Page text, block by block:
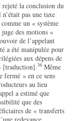
la conclusion du
pas une taxe
un « système
des motions «
de l’appelant
a été manipulée pour
aux dépens de
[traduction].36 Même
fermé » en ce sens
au lieu
a estimé que
que des
de « transferts
redevance